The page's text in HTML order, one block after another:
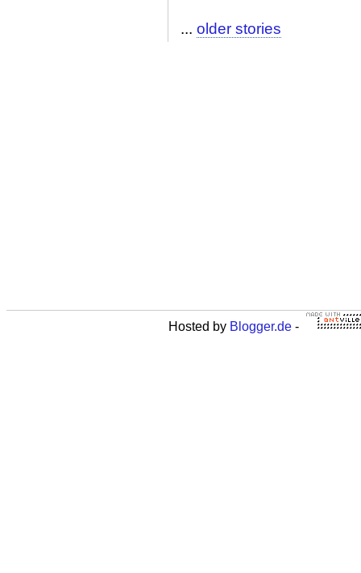
... older stories
Hosted by Blogger.de-